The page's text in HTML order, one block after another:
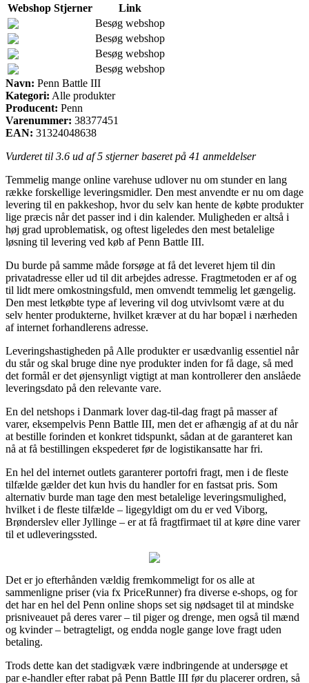
Webshop Stjerner
Link
Besøg webshop
Besøg webshop
Besøg webshop
Besøg webshop
Navn: Penn Battle III
Kategori: Alle produkter
Producent: Penn
Varenummer: 38377451
EAN: 31324048638
Vurderet til 3.6 ud af 5 stjerner baseret på 41 anmeldelser
Temmelig mange online varehuse udlover nu om stunder en lang
række forskellige leveringsmidler. Den mest anvendte er nu om dage
levering til en pakkeshop, hvor du selv kan hente de købte produkter
lige præcis når det passer ind i din kalender. Muligheden er altså i
høj grad uproblematisk, og oftest ligeledes den mest betalelige
løsning til levering ved køb af Penn Battle III.
Du burde på samme måde forsøge at få det leveret hjem til din
privatadresse eller ud til dit arbejdes adresse. Fragtmetoden er af og
til lidt mere omkostningsfuld, men omvendt temmelig let gængelig.
Den mest letkøbte type af levering vil dog utvivlsomt være at du
selv henter produkterne, hvilket kræver at du har bopæl i nærheden
af internet forhandlerens adresse.
Leveringshastigheden på Alle produkter er usædvanlig essentiel når
du står og skal bruge dine nye produkter inden for få dage, så med
det formål er det øjensynligt vigtigt at man kontrollerer den anslåede
leveringsdato på den relevante vare.
En del netshops i Danmark lover dag-til-dag fragt på masser af
varer, eksempelvis Penn Battle III, men det er afhængig af at du når
at bestille forinden et konkret tidspunkt, sådan at de garanteret kan
nå at få bestillingen ekspederet før de logistikansatte har fri.
En hel del internet outlets garanterer portofri fragt, men i de fleste
tilfælde gælder det kun hvis du handler for en fastsat pris. Som
alternativ burde man tage den mest betalelige leveringsmulighed,
hvilket i de fleste tilfælde – ligegyldigt om du er ved Viborg,
Brønderslev eller Jyllinge – er at få fragtfirmaet til at køre dine varer
til et udleveringssted.
Det er jo efterhånden vældig fremkommeligt for os alle at
sammenligne priser (via fx PriceRunner) fra diverse e-shops, og for
det har en hel del Penn online shops set sig nødsaget til at mindske
prisniveauet på deres varer – til piger og drenge, men også til mænd
og kvinder – betragteligt, og endda nogle gange love fragt uden
betaling.
Trods dette kan det stadigvæk være indbringende at undersøge et
par e-handler efter rabat på Penn Battle III før du placerer ordren, så